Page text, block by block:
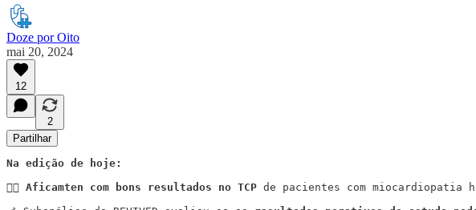
Doze por Oito
mai 20, 2024
12
2
Partilhar
Na edição de hoje:
🏋🏼 Aficamten com bons resultados no TCP de pacientes com miocardiopatia